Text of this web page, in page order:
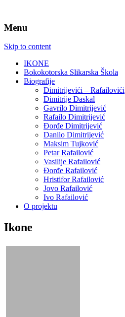
Menu
Skip to content
IKONE
Bokokotorska Slikarska Škola
Biografije
Dimitrijevići – Rafailovići
Dimitrije Daskal
Gavrilo Dimitrijević
Rafailo Dimitrijević
Đorđe Dimitrijević
Danilo Dimitrijević
Maksim Tujković
Petar Rafailović
Vasilije Rafailović
Đorđe Rafailović
Hristifor Rafailović
Jovo Rafailović
Ivo Rafailović
O projektu
Ikone